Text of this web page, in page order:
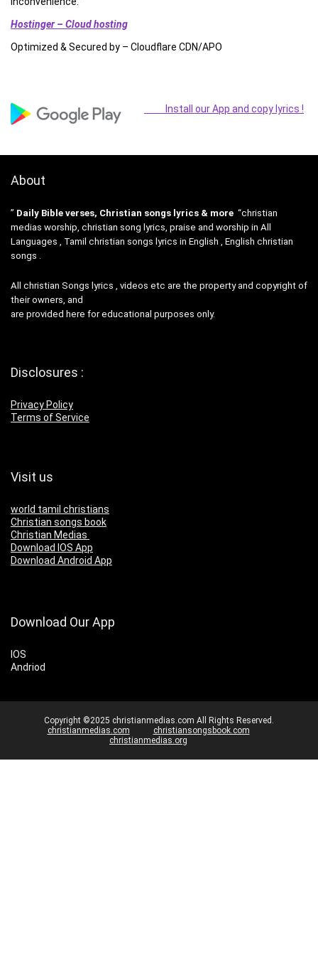
Hostinger – Cloud hosting
Optimized & Secured by – Cloudflare CDN/APO
Install our App and copy lyrics !
About
” Daily Bible verses, Christian songs lyrics & more “christian
medias worship, christian song lyrics, praise and worship in All
Languages , Tamil christian songs lyrics in English , English christian
songs .
All christian Songs lyrics , videos etc are the property and copyright of
their owners, and
are provided here for educational purposes only.
Disclosures :
Privacy Policy
Terms of Service
Visit us
world tamil christians
Christian songs book
Christian Medias
Download IOS App
Download Android App
Download Our App
IOS
Andriod
Copyright ©2025 christianmedias.com All Rights Reserved.
christianmedias.com
christiansongsbook.com
christianmedias.org